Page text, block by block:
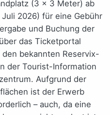
(3 x 3 Meter) ab
2026) für eine Gebühr
und Buchung der
das Ticketportal
bekannten Reservix-
der Tourist-Information
Aufgrund der
ist der Erwerb
– auch, da eine